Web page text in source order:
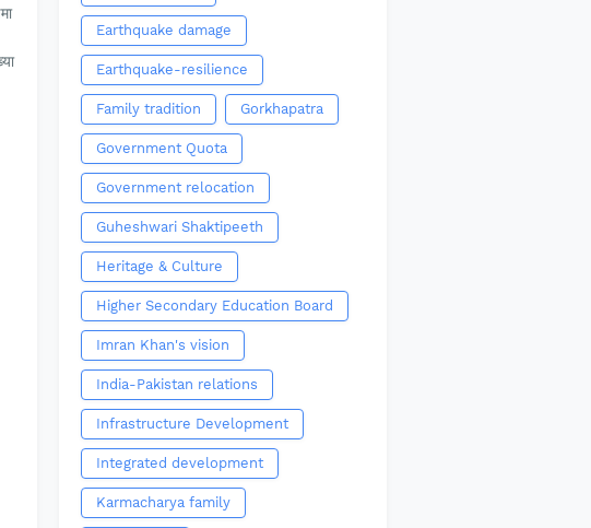
Earthquake damage
Earthquake-resilience
Family tradition Gorkhapatra
Government Quota
Government relocation
Guheshwari Shaktipeeth
Heritage & Culture
Higher Secondary Education Board
Imran Khan's vision
India-Pakistan relations
Infrastructure Development
Integrated development
Karmacharya family